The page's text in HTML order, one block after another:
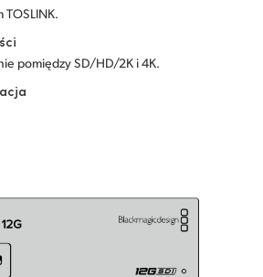
TOSLINK.
pomiędzy SD/HD/2K i 4K.